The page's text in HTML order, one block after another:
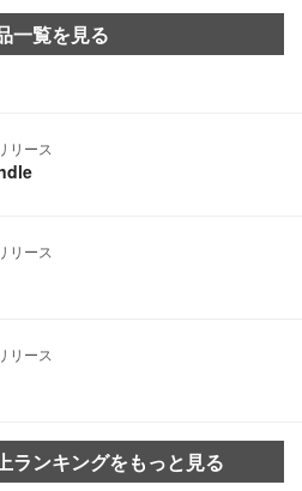
一覧を見る
リース
リース
リース
ランキングをもっと見る